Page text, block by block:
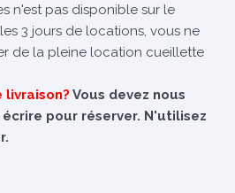
n'est pas disponible sur le
3 jours de locations, vous ne
de la pleine location cueillette
livraison? Vous devez nous
pour réserver. N'utilisez